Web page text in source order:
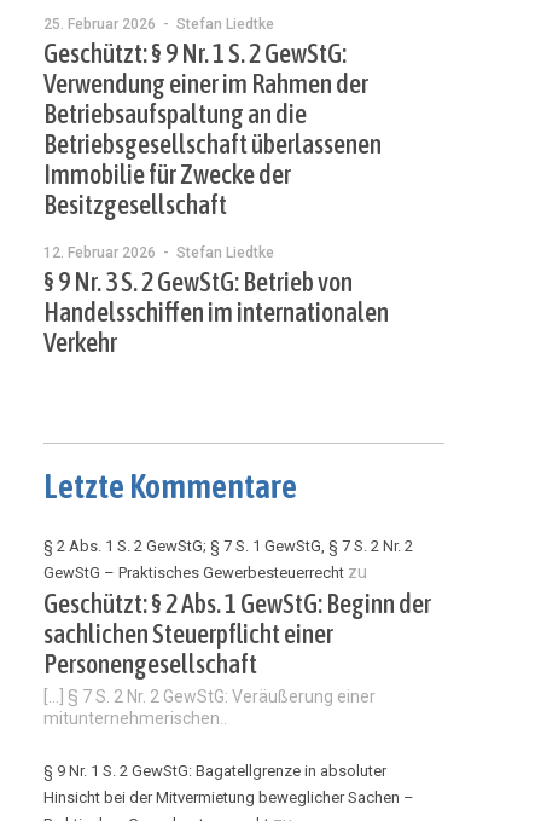
25. Februar 2026 - Stefan Liedtke
Geschützt: § 9 Nr. 1 S. 2 GewStG:
Verwendung einer im Rahmen der
Betriebsaufspaltung an die
Betriebsgesellschaft überlassenen
Immobilie für Zwecke der
Besitzgesellschaft
12. Februar 2026 - Stefan Liedtke
§ 9 Nr. 3 S. 2 GewStG: Betrieb von
Handelsschiffen im internationalen
Verkehr
Letzte Kommentare
§ 2 Abs. 1 S. 2 GewStG; § 7 S. 1 GewStG, § 7 S. 2 Nr. 2
GewStG – Praktisches Gewerbesteuerrecht zu
Geschützt: § 2 Abs. 1 GewStG: Beginn der
sachlichen Steuerpflicht einer
Personengesellschaft
[…] § 7 S. 2 Nr. 2 GewStG: Veräußerung einer
mitunternehmerischen..
§ 9 Nr. 1 S. 2 GewStG: Bagatellgrenze in absoluter
Hinsicht bei der Mitvermietung beweglicher Sachen –